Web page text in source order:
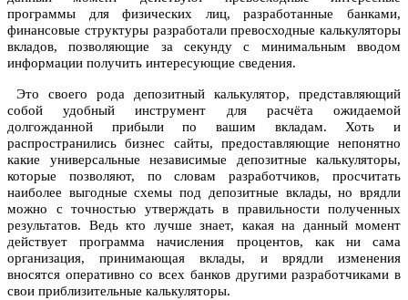
программы для физических лиц, разработанные банками,
финансовые структуры разработали превосходные калькуляторы
вкладов, позволяющие за секунду с минимальным вводом
информации получить интересующие сведения.
Это своего рода депозитный калькулятор, представляющий
собой удобный инструмент для расчёта ожидаемой
долгожданной прибыли по вашим вкладам. Хоть и
распространились бизнес сайты, предоставляющие непонятно
какие универсальные независимые депозитные калькуляторы,
которые позволяют, по словам разработчиков, просчитать
наиболее выгодные схемы под депозитные вклады, но врядли
можно с точностью утверждать в правильности полученных
результатов. Ведь кто лучше знает, какая на данный момент
действует программа начисления процентов, как ни сама
организация, принимающая вклады, и врядли изменения
вносятся оперативно со всех банков другими разработчиками в
свои приблизительные калькуляторы.